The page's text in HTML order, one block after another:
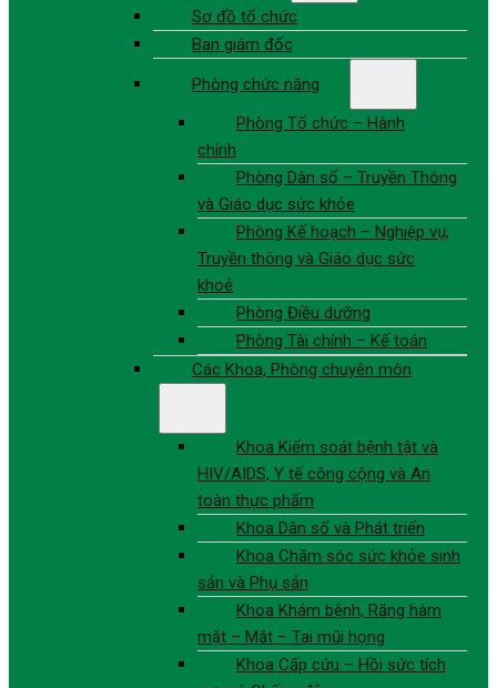
Sơ đồ tổ chức
Ban giám đốc
Phòng chức năng
Phòng Tổ chức – Hành
chính
Phòng Dân số – Truyền Thông
và Giáo dục sức khỏe
Phòng Kế hoạch – Nghiệp vụ,
Truyền thông và Giáo dục sức
khoẻ
Phòng Điều dưỡng
Phòng Tài chính – Kế toán
Các Khoa, Phòng chuyên môn
Khoa Kiểm soát bệnh tật và
HIV/AIDS, Y tế công cộng và An
toàn thực phẩm
Khoa Dân số và Phát triển
Khoa Chăm sóc sức khỏe sinh
sản và Phụ sản
Khoa Khám bệnh, Răng hàm
mặt – Mắt – Tai mũi họng
Khoa Cấp cứu – Hồi sức tích